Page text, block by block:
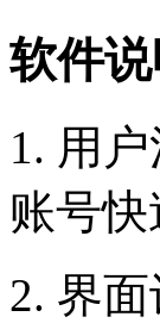
软件说
1. 用
账号
2. 界